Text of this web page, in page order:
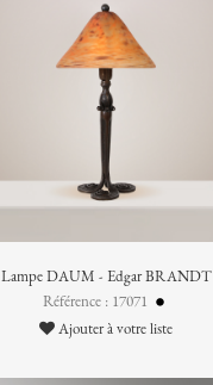
Lampe DAUM - Edgar BRANDT
Référence : 17071
Ajouter à votre liste